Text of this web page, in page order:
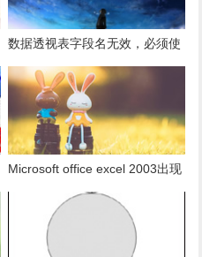
数据透视表字段名无效，必须使
用组合为带有标志列列表的数
据。
Microsoft office excel 2003出现
发送错误报告怎么办？